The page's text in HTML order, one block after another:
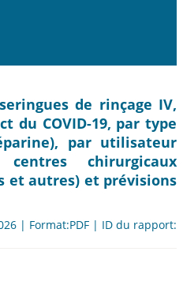
de rinçage IV,
du COVID-19, par type
par utilisateur
chirurgicaux
et autres) et prévisions
| Format:PDF | ID du rapport: